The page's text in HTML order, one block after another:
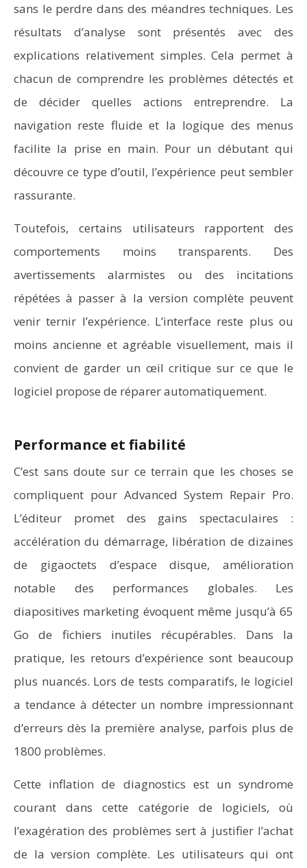
sans le perdre dans des méandres techniques. Les
résultats d’analyse sont présentés avec des
explications relativement simples. Cela permet à
chacun de comprendre les problèmes détectés et
de décider quelles actions entreprendre. La
navigation reste fluide et la logique des menus
facilite la prise en main. Pour un débutant qui
découvre ce type d’outil, l’expérience peut sembler
rassurante.
Toutefois, certains utilisateurs rapportent des
comportements moins transparents. Des
avertissements alarmistes ou des incitations
répétées à passer à la version complète peuvent
venir ternir l’expérience. L’interface reste plus ou
moins ancienne et agréable visuellement, mais il
convient de garder un œil critique sur ce que le
logiciel propose de réparer automatiquement.
Performance et fiabilité
C’est sans doute sur ce terrain que les choses se
compliquent pour Advanced System Repair Pro.
L’éditeur promet des gains spectaculaires :
accélération du démarrage, libération de dizaines
de gigaoctets d’espace disque, amélioration
notable des performances globales. Les
diapositives marketing évoquent même jusqu’à 65
Go de fichiers inutiles récupérables. Dans la
pratique, les retours d’expérience sont beaucoup
plus nuancés. Lors de tests comparatifs, le logiciel
a tendance à détecter un nombre impressionnant
d’erreurs dès la première analyse, parfois plus de
1800 problèmes.
Cette inflation de diagnostics est un syndrome
courant dans cette catégorie de logiciels, où
l’exagération des problèmes sert à justifier l’achat
de la version complète. Les utilisateurs qui ont